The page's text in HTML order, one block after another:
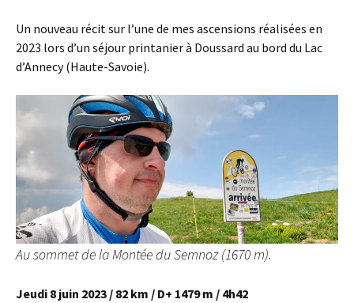
Un nouveau récit sur l’une de mes ascensions réalisées en
2023 lors d’un séjour printanier à Doussard au bord du Lac
d’Annecy (Haute-Savoie).
Au sommet de la Montée du Semnoz (1670 m).
Jeudi 8 juin 2023 / 82 km / D+ 1479 m / 4h42